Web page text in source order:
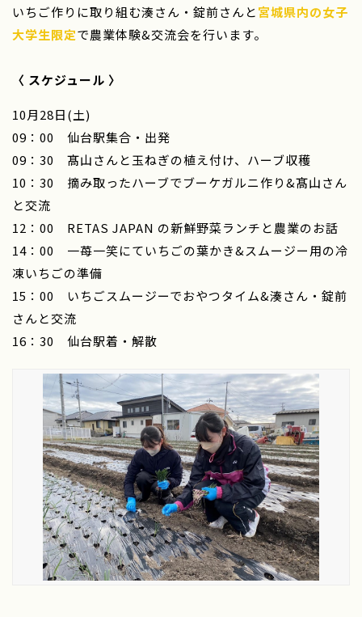
いちご作りに取り組む湊さん・錠前さんと宮城県内の女子
大学生限定で農業体験&交流会を行います。
〈 スケジュール 〉
10月28日(土)
09：00 仙台駅集合・出発
09：30 髙山さんと玉ねぎの植え付け、ハーブ収穫
10：30 摘み取ったハーブでブーケガルニ作り&髙山さん
と交流
12：00 RETAS JAPAN の新鮮野菜ランチと農業のお話
14：00 一苺一笑にていちごの葉かき&スムージー用の冷
凍いちごの準備
15：00 いちごスムージーでおやつタイム&湊さん・錠前
さんと交流
16：30 仙台駅着・解散